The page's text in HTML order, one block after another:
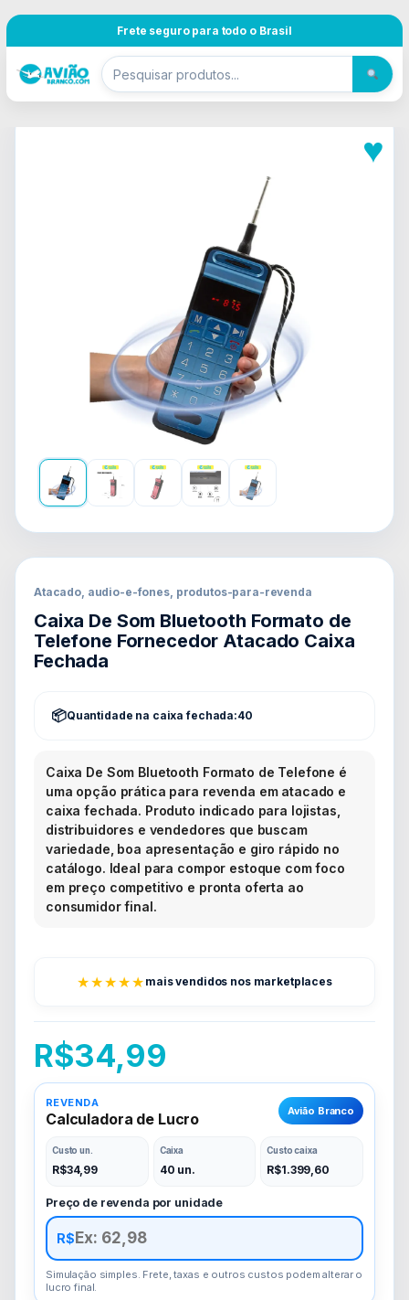
Frete seguro para todo o Brasil
♥
Atacado, audio-e-fones, produtos-para-revenda
Caixa De Som Bluetooth Formato de
Telefone Fornecedor Atacado Caixa
Fechada
Quantidade na caixa fechada:40
Caixa De Som Bluetooth Formato de Telefone é
uma opção prática para revenda em atacado e
caixa fechada. Produto indicado para lojistas,
distribuidores e vendedores que buscam
variedade, boa apresentação e giro rápido no
catálogo. Ideal para compor estoque com foco
em preço competitivo e pronta oferta ao
consumidor final.
★★★★★ mais vendidos nos marketplaces
R$34,99
REVENDA
Calculadora de Lucro Avião Branco
Custo un.
R$34,99
Caixa
40 un.
Custo caixa
R$1.399,60
Preço de revenda por unidade
R$
Simulação simples. Frete, taxas e outros custos podem alterar o
lucro final.